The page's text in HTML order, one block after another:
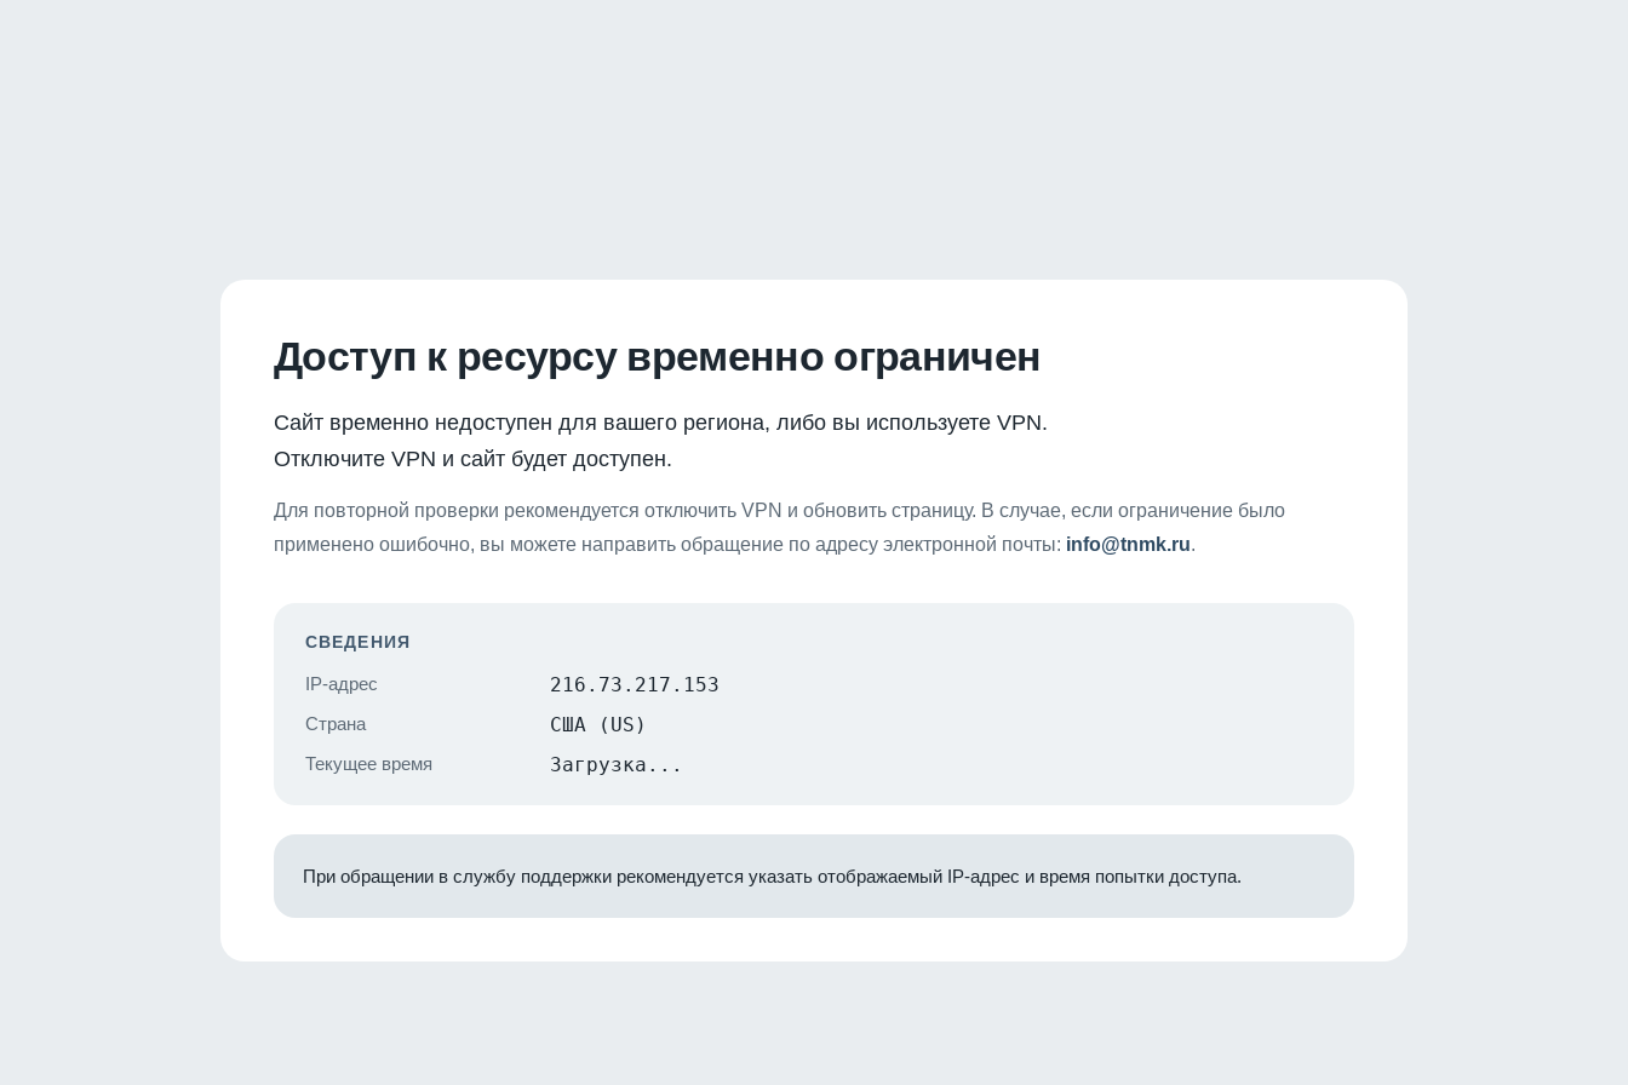
Доступ к ресурсу временно ограничен
Сайт временно недоступен для вашего региона, либо вы используете VPN.
Отключите VPN и сайт будет доступен.
Для повторной проверки рекомендуется отключить VPN и обновить страницу. В случае, если ограничение было
применено ошибочно, вы можете направить обращение по адресу электронной почты: info@tnmk.ru.
СВЕДЕНИЯ
IP-адрес 216.73.217.153
Страна США (US)
Текущее время Загрузка...
При обращении в службу поддержки рекомендуется указать отображаемый IP-адрес и время попытки доступа.